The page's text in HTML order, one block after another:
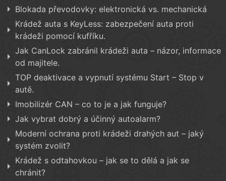
Blokada převodovky: elektronická vs. mechanická
Krádež auta s KeyLess: zabezpečení auta proti
krádeži pomocí kufříku.
Jak CanLock zabránil krádeži auta – názor, informace
od majitele.
TOP deaktivace a vypnutí systému Start – Stop v
autě.
Imobilizér CAN – co to je a jak funguje?
Jak vybrat dobrý a účinný autoalarm?
Moderní ochrana proti krádeži drahých aut – jaký
systém zvolit?
Krádež s odtahovkou – jak se to dělá a jak se
chránit?